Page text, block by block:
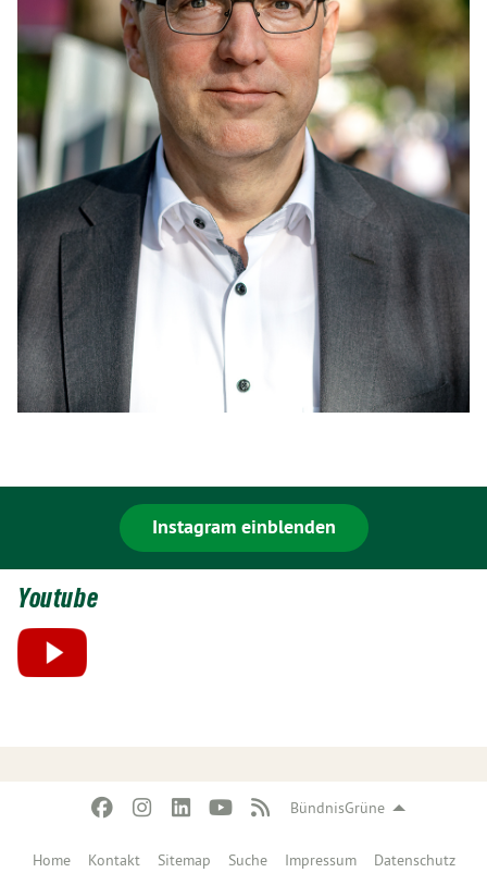
BündnisGrüne
Home Kontakt Sitemap Suche Impressum Datenschutz
Instagram einblenden
Youtube